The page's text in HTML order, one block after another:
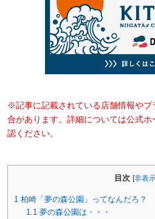
※記事に記載されている店舗情報やプ
合があります。詳細については公式
認ください。
目次 [非表
1 柏崎「夢の森公園」ってなんだろ？
1.1 夢の森公園は・・・